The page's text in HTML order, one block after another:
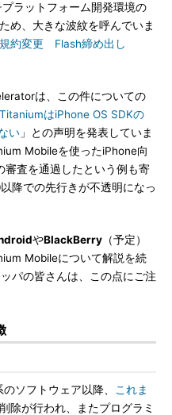
ラットフォーム開発環境の
め、大きな波紋を呼んでいま
約変更 Flash締め出し
は、この件についての
TitaniumはiPhone OS SDKの
い 」との声明を発表していま
Mobileを使ったiPhone向
査を通過したという例も寄
降での先行きが不透明になっ
やBlackBerry （予定）
Mobileについて解説を続
パの皆さんは、この点にご注
ソフトウェア以降、
これま
除が行われ、またプログラミ